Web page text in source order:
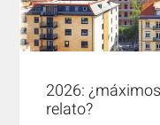
2026:
relato?